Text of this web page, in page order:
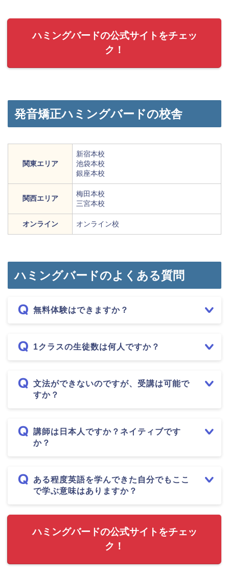
ハミングバードの公式サイトをチェッ
ク！
発音矯正ハミングバードの校舎
関東エリア
新宿本校
池袋本校
銀座本校
関西エリア
梅田本校
三宮本校
オンライン オンライン校
ハミングバードのよくある質問
無料体験はできますか？
1クラスの生徒数は何人ですか？
文法ができないのですが、受講は可能で
すか？
講師は日本人ですか？ネイティブです
か？
ある程度英語を学んできた自分でもここ
で学ぶ意味はありますか？
ハミングバードの公式サイトをチェッ
ク！